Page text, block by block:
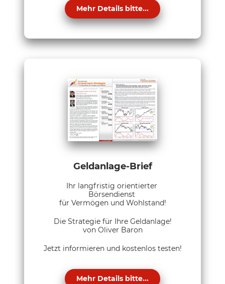
Mehr Details bitte...
Geldanlage-Brief
Ihr langfristig orientierter
Börsendienst
für Vermögen und Wohlstand!
Die Strategie für Ihre Geldanlage!
von Oliver Baron
Jetzt informieren und kostenlos testen!
Mehr Details bitte...